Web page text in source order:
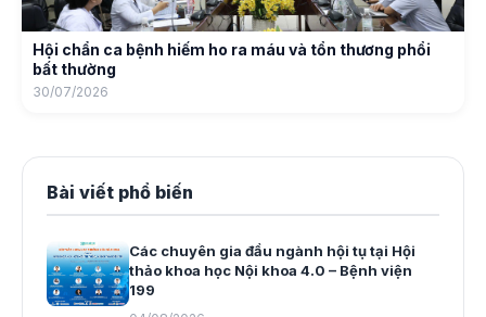
Hội chẩn ca bệnh hiếm ho ra máu và tổn thương phổi
bất thường
30/07/2026
Bài viết phổ biến
Các chuyên gia đầu ngành hội tụ tại Hội
thảo khoa học Nội khoa 4.0 – Bệnh viện
199